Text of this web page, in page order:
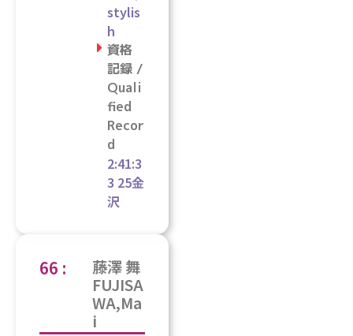
stylis
h
資格
記録 /
Quali
fied
Recor
d
2:41:3
3 25金
沢
66 :
藤澤 舞
FUJISA
WA,Ma
i